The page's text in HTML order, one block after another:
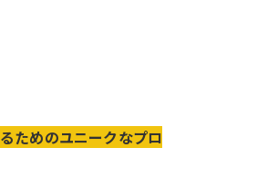
ためのユニークなプロ